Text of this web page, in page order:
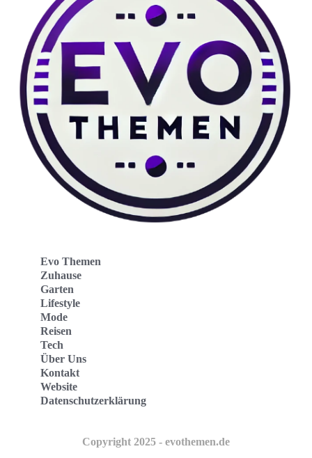
Evo Themen
Zuhause
Garten
Lifestyle
Mode
Reisen
Tech
Über Uns
Kontakt
Website
Datenschutzerklärung
Copyright 2025 - evothemen.de